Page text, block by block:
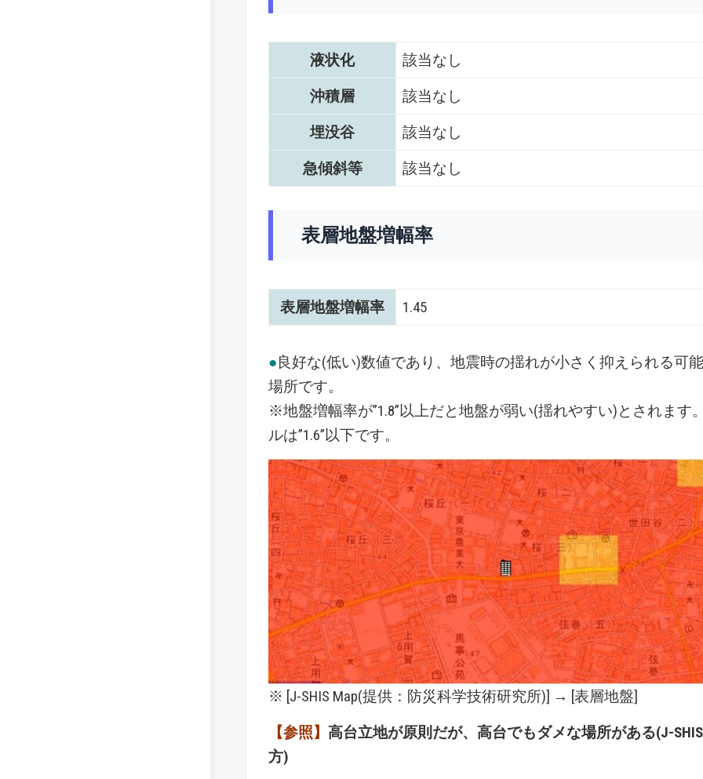
液状化
該当なし
沖積層
該当なし
埋没谷
該当なし
急傾斜等
該当なし
表層地盤増幅率
表層地盤増幅率 1.45
●良好な(低い)数値であり、地震時の揺れが小さく抑えられる可
場所です。
※地盤増幅率が”1.8”以上だと地盤が弱い(揺れやすい)とされます
ルは”1.6”以下です。
※ [J-SHIS Map(提供：防災科学技術研究所)] → [表層地盤]
【参照】高台立地が原則だが、高台でもダメな場所がある(J-
方)